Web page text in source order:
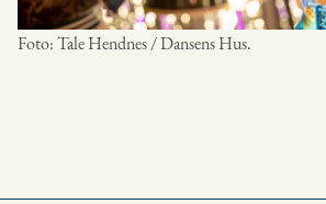
Foto: Tale Hendnes / Dansens Hus.